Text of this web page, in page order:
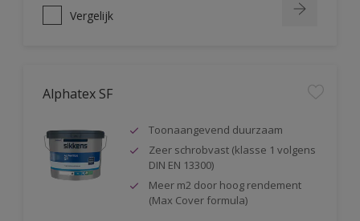
Vergelijk
Alphatex SF
Toonaangevend duurzaam
Zeer schrobvast (klasse 1 volgens
DIN EN 13300)
Meer m2 door hoog rendement
(Max Cover formula)